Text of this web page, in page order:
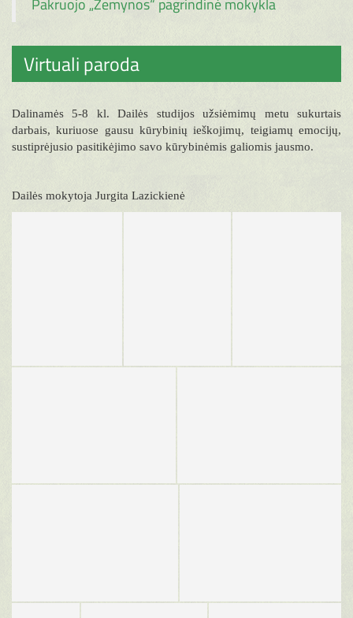
Pakruojo „Žemynos“ pagrindinė mokykla
Virtuali paroda
Dalinamės 5-8 kl. Dailės studijos užsiėmimų metu sukurtais
darbais, kuriuose gausu kūrybinių ieškojimų, teigiamų emocijų,
sustiprėjusio pasitikėjimo savo kūrybinėmis galiomis jausmo.
Dailės mokytoja Jurgita Lazickienė